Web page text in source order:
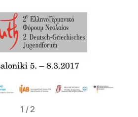
1 /2